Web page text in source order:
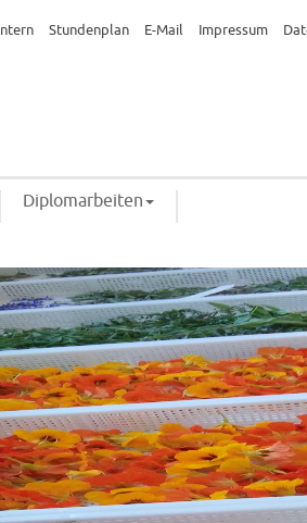
Intern Stundenplan E-Mail Impressum
Diplomarbeiten